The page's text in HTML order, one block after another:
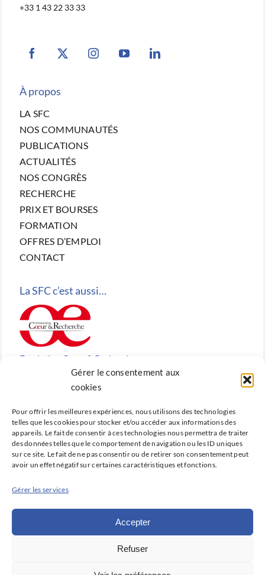
Gérer le consentement aux
cookies
Pour offrir les meilleures expériences, nous utilisons des technologies
telles que les cookies pour stocker et/ou accéder aux informations des
appareils. Le fait de consentir à ces technologies nous permettra de traiter
des données telles que le comportement de navigation ou les ID uniques
sur ce site. Le fait de ne pas consentir ou de retirer son consentement peut
avoir un effet négatif sur certaines caractéristiques et fonctions.
Gérer les services
Accepter
Refuser
+33 1 43 22 33 33
À propos
LA SFC
NOS COMMUNAUTÉS
PUBLICATIONS
ACTUALITÉS
NOS CONGRÈS
RECHERCHE
PRIX ET BOURSES
FORMATION
OFFRES D’EMPLOI
CONTACT
La SFC c’est aussi…
Fondation Cœur & Recherche
Reconnue d’utilité publique, la Fondation Cœur &
créée en 2010 par la SFC.
plateforme d’information et de formation de la SFC.